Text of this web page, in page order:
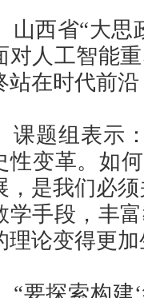
山西省“大思
对人工智能
站在时代前
课题组表示
性变革。如
，是我们必
学手段，丰
理论变得更加